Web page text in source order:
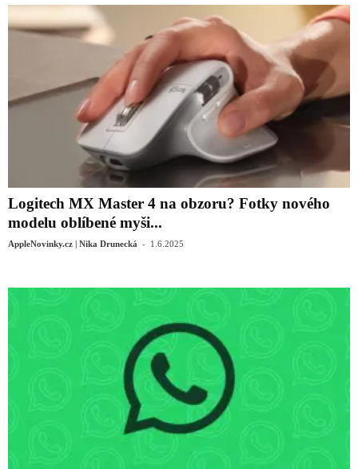
Logitech MX Master 4 na obzoru? Fotky nového
modelu oblíbené myši...
AppleNovinky.cz | Nika Drunecká - 1.6.2025